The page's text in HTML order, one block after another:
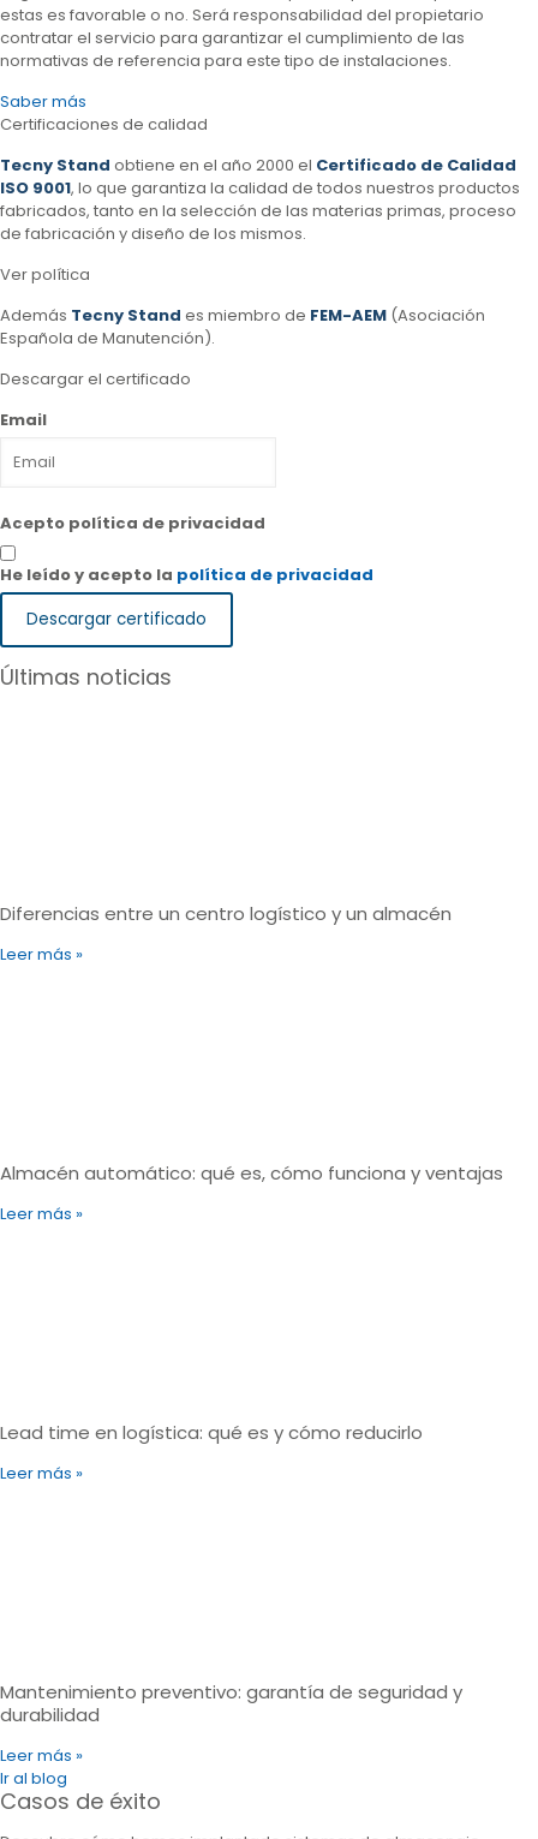
estas es favorable o no. Será responsabilidad del propietario
contratar el servicio para garantizar el cumplimiento de las
normativas de referencia para este tipo de instalaciones.
Saber más
Certificaciones de calidad
Tecny Stand obtiene en el año 2000 el Certificado de Calidad
ISO 9001, lo que garantiza la calidad de todos nuestros productos
fabricados, tanto en la selección de las materias primas, proceso
de fabricación y diseño de los mismos.
Ver política
Además Tecny Stand es miembro de FEM-AEM (Asociación
Española de Manutención).
Descargar el certificado
Email
Acepto política de privacidad
He leído y acepto la política de privacidad
Descargar certificado
Últimas noticias
Diferencias entre un centro logístico y un almacén
Leer más »
Almacén automático: qué es, cómo funciona y ventajas
Leer más »
Lead time en logística: qué es y cómo reducirlo
Leer más »
Mantenimiento preventivo: garantía de seguridad y
durabilidad
Leer más »
Ir al blog
Casos de éxito